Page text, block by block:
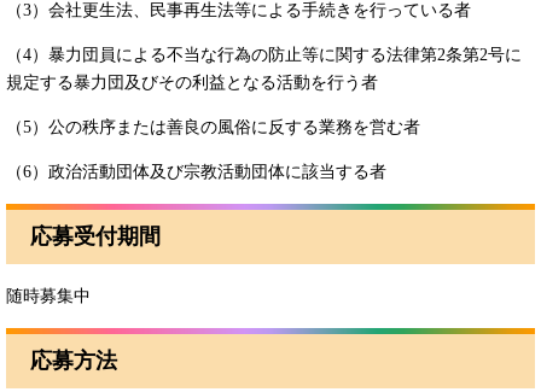
（3）会社更生法、民事再生法等による手続きを行っている者
（4）暴力団員による不当な行為の防止等に関する法律第2条第2号に
規定する暴力団及びその利益となる活動を行う者
（5）公の秩序または善良の風俗に反する業務を営む者
（6）政治活動団体及び宗教活動団体に該当する者
応募受付期間
随時募集中
応募方法